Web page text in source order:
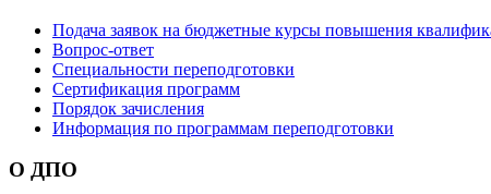
Подача заявок на бюджетные курсы повышения
Вопрос-ответ
Специальности переподготовки
Сертификация программ
Порядок зачисления
Информация по программам переподготовки
О ДПО